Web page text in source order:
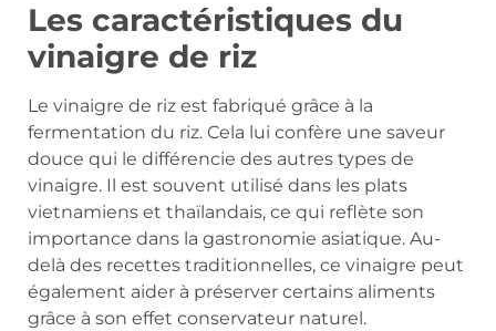
Les caractéristiques du
vinaigre de riz
Le vinaigre de riz est fabriqué grâce à la
fermentation du riz. Cela lui confère une saveur
douce qui le différencie des autres types de
vinaigre. Il est souvent utilisé dans les plats
vietnamiens et thaïlandais, ce qui reflète son
importance dans la gastronomie asiatique. Au-
delà des recettes traditionnelles, ce vinaigre peut
également aider à préserver certains aliments
grâce à son effet conservateur naturel.